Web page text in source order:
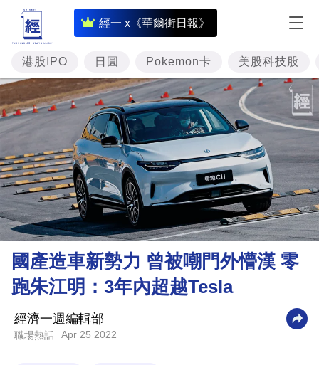
經一 x《華爾街日報》
即
時
財
經
專
題
投
資
樓
理
財
商
業
科
港股IPO 日圓 Pokemon卡 美股科技股
國產造車新勢力 曾被嘲門外懵漢 零
跑朱江明：3年內超越Tesla
經濟一週編輯部
職場熱話 Apr 25 2022